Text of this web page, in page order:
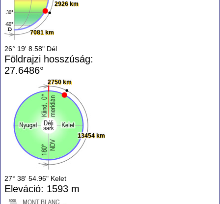
7081 km
2926 km
26° 19' 8.58" Dél
Földrajzi hosszúság:
27.6486°
2750 km
13454 km
27° 38' 54.96" Kelet
Eleváció: 1593 m